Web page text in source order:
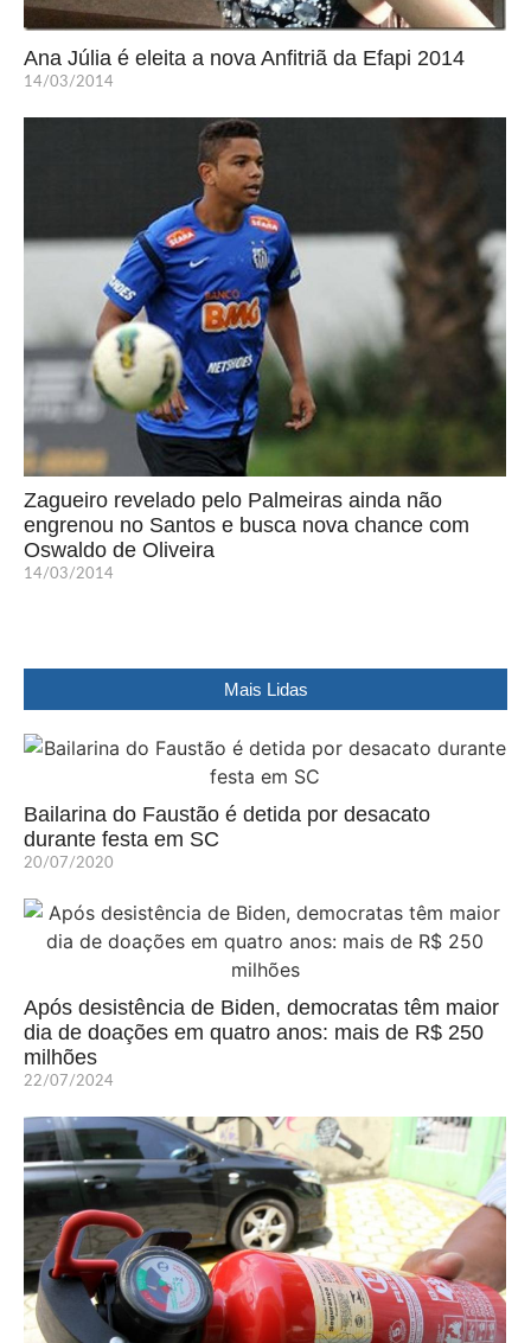
Ana Júlia é eleita a nova Anfitriã da Efapi 2014
14/03/2014
Zagueiro revelado pelo Palmeiras ainda não
engrenou no Santos e busca nova chance com
Oswaldo de Oliveira
14/03/2014
Mais Lidas
Bailarina do Faustão é detida por desacato
durante festa em SC
20/07/2020
Após desistência de Biden, democratas têm maior
dia de doações em quatro anos: mais de R$ 250
milhões
22/07/2024